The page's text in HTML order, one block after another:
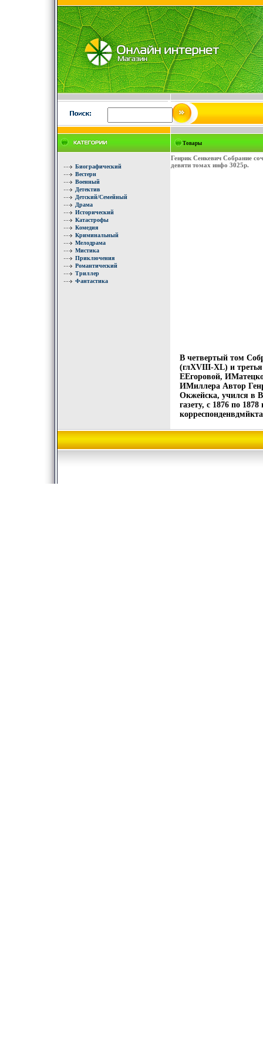
Биографический
Вестерн
Военный
Детектив
Детский/Семейный
Драма
Исторический
Катастрофы
Комедия
Криминальный
Мелодрама
Мистика
Приключения
Романтический
Триллер
Фантастика
Товары
Генрик Сенкевич Собрание
девяти томах инфо 3025p.
В четвертый том
(глXVIII-XL) и третья
ЕЕгоровой,
ИМиллера Автор
Окжейска, учился в
газету, с 1876 по